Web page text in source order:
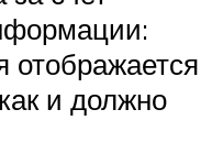
отображается
и должно